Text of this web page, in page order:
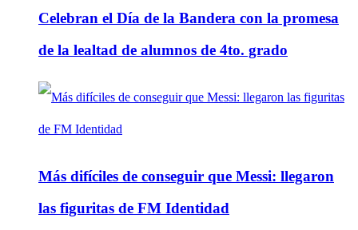
Celebran el Día de la Bandera con la promesa
de la lealtad de alumnos de 4to. grado
Más difíciles de conseguir que Messi: llegaron
las figuritas de FM Identidad